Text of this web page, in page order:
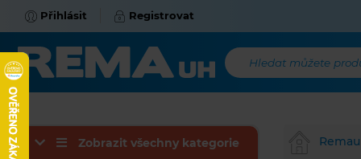
Přihlásit Registrovat
Hledat můžete
Zobrazit všechny kategorie